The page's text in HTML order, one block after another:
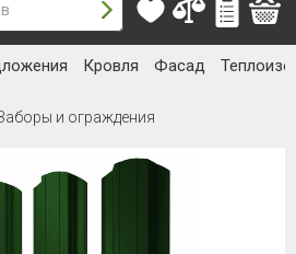
Кровля Фасад
и ограждения